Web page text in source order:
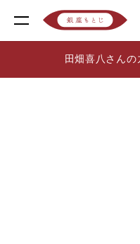
田畑喜八さん